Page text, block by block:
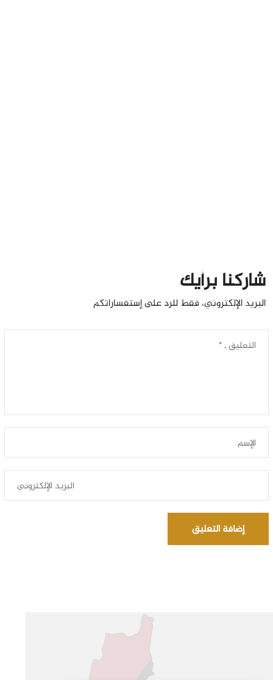
شاركنا برأيك
البريد الإلكتروني، فقط للرد على إستفساراتكم
إضافة التعليق